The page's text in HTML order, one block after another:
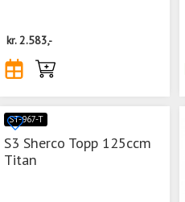
kr.2.583,-
ST-967-T
S3 Sherco Topp 125ccm
Titan